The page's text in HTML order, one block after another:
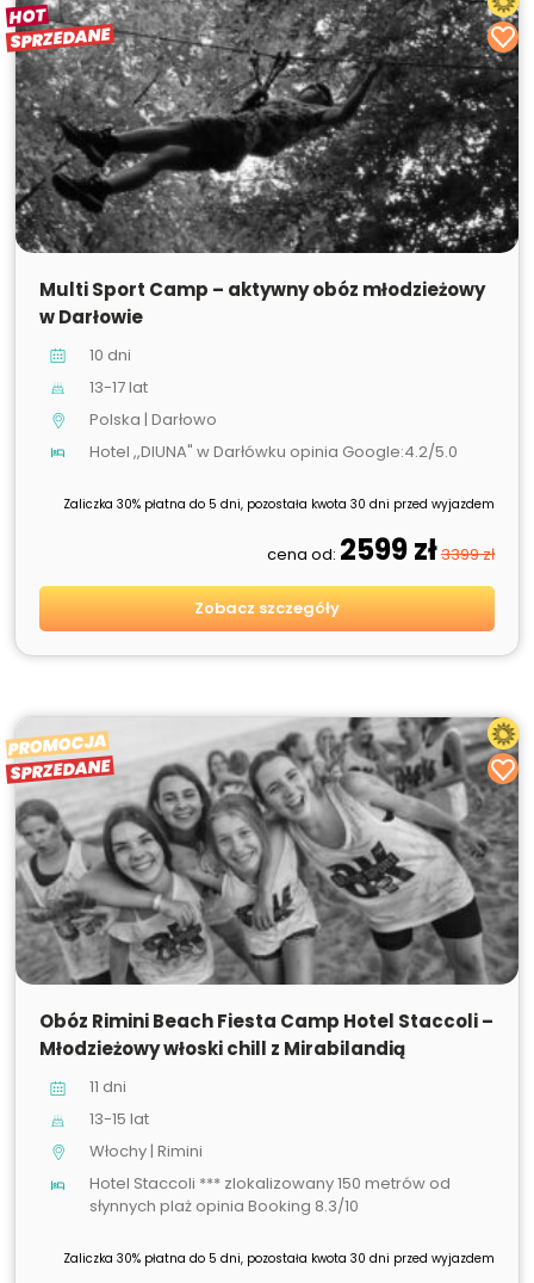
HOT
SPRZEDANE
SPRZEDANE
Multi Sport Camp – aktywny obóz młodzieżowy
w Darłowie
10 dni
13-17 lat
Polska | Darłowo
Hotel ,,DIUNA" w Darłówku opinia Google:4.2/5.0
Zaliczka 30% płatna do 5 dni, pozostała kwota 30 dni przed wyjazdem
cena od: 2599 zł3399 zł
Zobacz szczegóły
PROMOCJA
SPRZEDANE
SPRZEDANE
Obóz Rimini Beach Fiesta Camp Hotel Staccoli –
Młodzieżowy włoski chill z Mirabilandią
11 dni
13-15 lat
Włochy | Rimini
Hotel Staccoli *** zlokalizowany 150 metrów od
słynnych plaż opinia Booking 8.3/10
Zaliczka 30% płatna do 5 dni, pozostała kwota 30 dni przed wyjazdem